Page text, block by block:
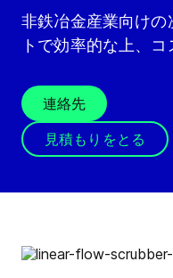
非鉄冶金産業向けの
トで効率的な上、コ
連絡先
見積もりをとる